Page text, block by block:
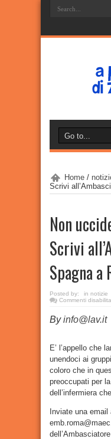
Home /
Scrivi
Non
Scrivi
Spagna a
Posted by: in notizie
Commenti
Byinfo@lav.it
E’ l’appello che
unendoci ai
coloro che in
preoccupati per
dell’infermiera
Inviate una